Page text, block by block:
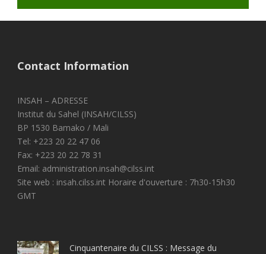
Contact Information
INSAH – ADRESSE
Institut du Sahel (INSAH/CILSS)
BP 1530 Bamako / Mali
Tel: +223 20 22 47 06
Fax: +223 20 22 78 31
Email: administration.insah@cilss.int
Site web : insah.cilss.int Horaire d'ouverture : 7h30-15h30
GMT
Cinquantenaire du CILSS : Message du